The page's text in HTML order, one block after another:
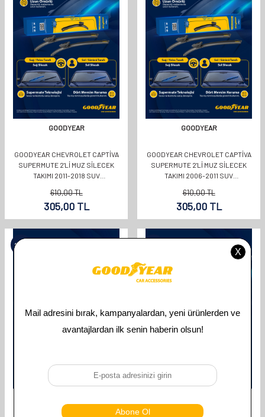
GOODYEAR
GOODYEAR CHEVROLET CAPTIVA
SUPERMUTE 2'LI MUZ SILECEK
TAKIMI 2011-2018 SUV
610,00TL
305,00TL
GOODYEAR
GOODYEAR CHEVROLET CAPTIVA
SUPERMUTE 2'LI MUZ SILECEK
TAKIMI 2006-2011 SUV
610,00TL
305,00TL
%